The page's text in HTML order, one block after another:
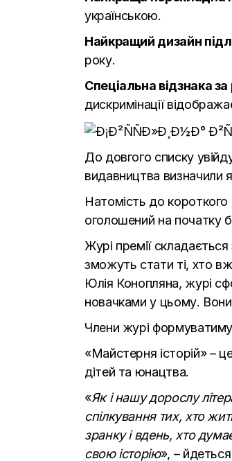
українською.
Найкращий дизайн
року.
Спеціальна відзнака за
дискримінації
До довгого списку
видавництва визначили
Натомість до короткого
оголошений на початку
Журі премії
зможуть стати ті, хто
Юлія Конопляна, журі
новачками у цьому.
Члени журі
«Майстерня історій»– це
дітей та юнацтва.
«Як і нашу дорослу
спілкування тих, хто
зранку і вдень, хто
свою історію», –